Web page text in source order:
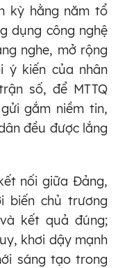
kỳ hằng năm tổ
dụng công nghệ
nghe, mở rộng
ý kiến của nhân
số, để MTTQ
gắm niềm tin,
đều được lắng
nối giữa Đảng,
biến chủ trương
kết quả đúng;
khơi dậy mạnh
sáng tạo trong